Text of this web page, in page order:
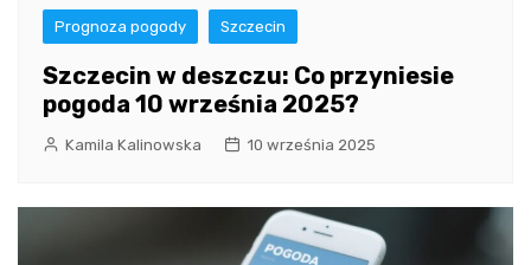
Prognoza pogody Szczecin
Szczecin w deszczu: Co przyniesie
pogoda 10 września 2025?
Kamila Kalinowska 10 września 2025